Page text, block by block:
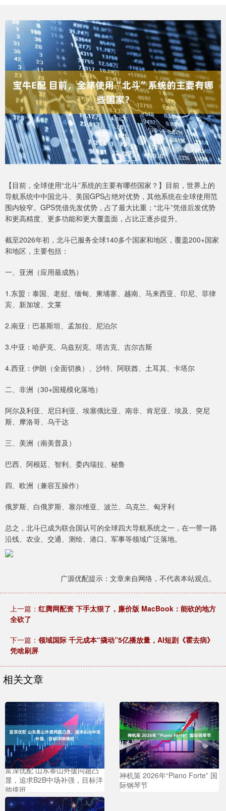
【目前，全球使用“北斗”系统的主要有哪些国家？】目前，世界上的
导航系统中中国北斗、美国GPS占绝对优势，其他系统在全球使用范
围内较窄。GPS凭借先发优势，占了最大比重；“北斗”凭借后发优势
和更高精度、更多功能和更大覆盖面，占比正逐步提升。
截至2026年初，北斗已服务全球140多个国家和地区，覆盖200+国家
和地区，主要包括：
一、亚洲（应用最成熟）
1.东盟：泰国、老挝、缅甸、柬埔寨、越南、马来西亚、印尼、菲律
宾、新加坡、文莱
2.南亚：巴基斯坦、孟加拉、尼泊尔
3.中亚：哈萨克、乌兹别克、塔吉克、吉尔吉斯
4.西亚：伊朗（全面切换）、沙特、阿联酋、土耳其、卡塔尔
二、非洲（30+国规模化落地）
阿尔及利亚、尼日利亚、埃塞俄比亚、南非、肯尼亚、埃及、突尼
斯、摩洛哥、乌干达
三、美洲（南美普及）
巴西、阿根廷、智利、委内瑞拉、秘鲁
四、欧洲（兼容互操作）
俄罗斯、白俄罗斯、塞尔维亚、波兰、乌克兰、匈牙利
总之，北斗已成为联合国认可的全球四大导航系统之一，在一带一路
沿线、农业、交通、测绘、港口、军事等领域广泛落地。
广源优配提示：文章来自网络，不代表本站观点。
上一篇： 红腾网配资 下手太狠了，廉价版 MacBook：能砍的地方
全砍了
下一篇： 领域国际 千元成本“撬动”5亿播放量，AI短剧《霍去病》
凭啥刷屏
相关文章
富深优配 山东泰山外援问题凸
显，追求B2B中场补强，目标洋
帅接班
神机策 2026年“Piano Forte” 国
际钢琴节